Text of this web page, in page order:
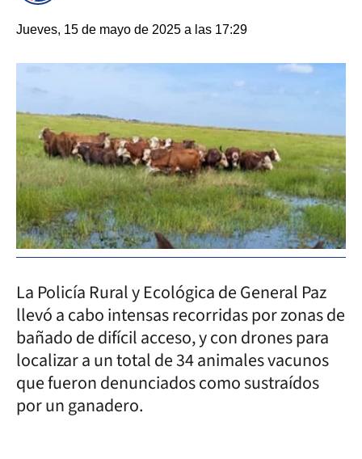
Jueves, 15 de mayo de 2025 a las 17:29
La Policía Rural y Ecológica de General Paz
llevó a cabo intensas recorridas por zonas de
bañado de difícil acceso, y con drones para
localizar a un total de 34 animales vacunos
que fueron denunciados como sustraídos
por un ganadero.